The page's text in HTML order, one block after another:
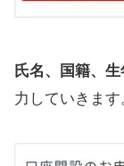
氏名、国籍、
力していきます